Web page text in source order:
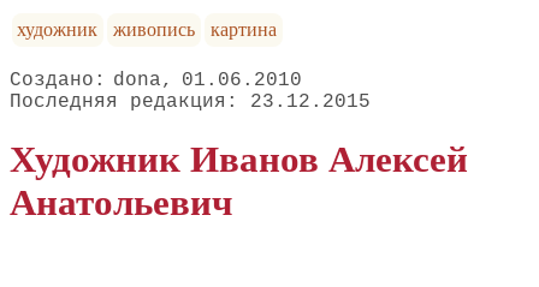
художник
живопись картина
dona
01.06.2010
23.12.2015
Художник Иванов Алексей
Анатольевич